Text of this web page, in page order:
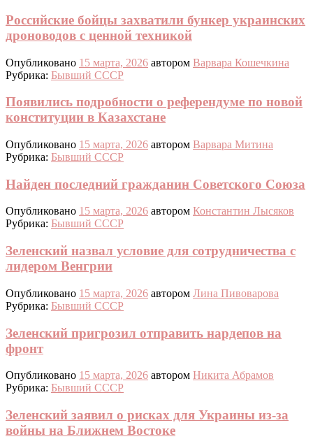
Российские бойцы захватили бункер украинских
дроноводов с ценной техникой
Опубликовано 15 марта, 2026 автором Варвара Кошечкина
Рубрика: Бывший СССР
Появились подробности о референдуме по новой
конституции в Казахстане
Опубликовано 15 марта, 2026 автором Варвара Митина
Рубрика: Бывший СССР
Найден последний гражданин Советского Союза
Опубликовано 15 марта, 2026 автором Константин Лысяков
Рубрика: Бывший СССР
Зеленский назвал условие для сотрудничества с
лидером Венгрии
Опубликовано 15 марта, 2026 автором Лина Пивоварова
Рубрика: Бывший СССР
Зеленский пригрозил отправить нардепов на
фронт
Опубликовано 15 марта, 2026 автором Никита Абрамов
Рубрика: Бывший СССР
Зеленский заявил о рисках для Украины из-за
войны на Ближнем Востоке